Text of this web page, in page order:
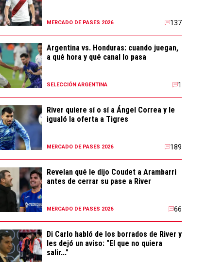
MERCADO DE PASES 2026 137
Argentina vs. Honduras: cuando juegan,
a qué hora y qué canal lo pasa
SELECCIÓN ARGENTINA 1
River quiere sí o sí a Ángel Correa y le
igualó la oferta a Tigres
MERCADO DE PASES 2026 189
Revelan qué le dijo Coudet a Arambarri
antes de cerrar su pase a River
MERCADO DE PASES 2026 66
Di Carlo habló de los borrados de River y
les dejó un aviso: "El que no quiera
salir..."